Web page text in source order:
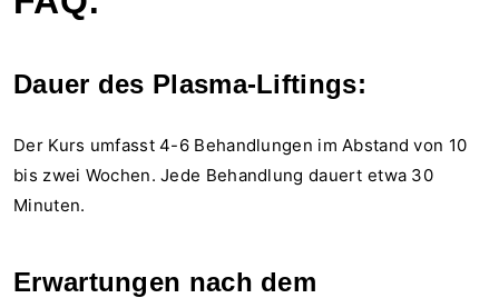
Dauer des Plasma-Liftings:
Der Kurs umfasst 4-6 Behandlungen im Abstand von 10
bis zwei Wochen. Jede Behandlung dauert etwa 30
Minuten.
Erwartungen nach dem